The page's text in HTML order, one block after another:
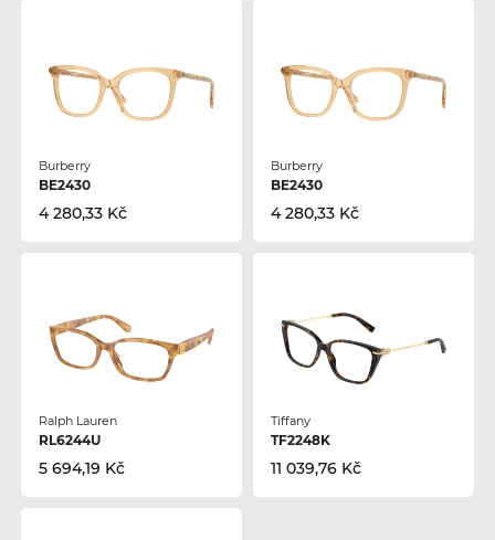
Burberry
BE2430
4 280,33 Kč
Burberry
BE2430
4 280,33 Kč
Ralph Lauren
RL6244U
5 694,19 Kč
Tiffany
TF2248K
11 039,76 Kč